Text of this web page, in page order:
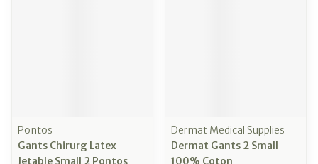
Pontos
Gants Chirurg Latex
Jetable Small 2 Pontos
Dermat Medical Supplies
Dermat Gants 2 Small
100% Coton